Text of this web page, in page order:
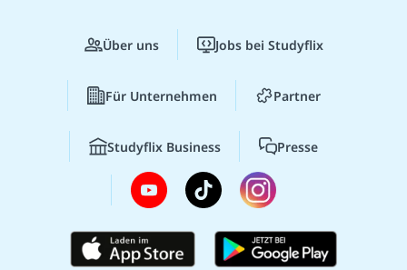
Über uns Jobs bei Studyflix
Für Unternehmen Partner
Studyflix Business Presse